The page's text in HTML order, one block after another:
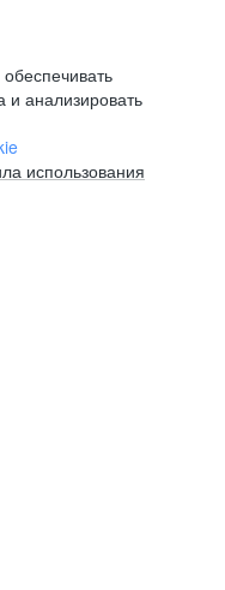
и анализировать
использования